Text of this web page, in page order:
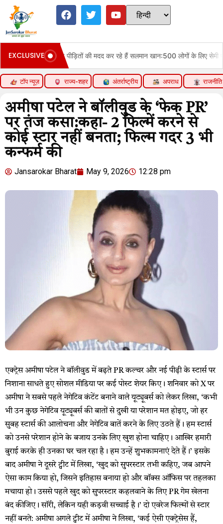
EXCLUSIVE
असम बाढ़ पीड़ितों की मदद कर रहे हैं सलमान खान:500 लोगों के लिए सेमी पर्मानेंट घर
टॉप न्यूज़ राज्य-शहर अंतर्राष्ट्रीय अपराध राजनीति
अमीषा पटेल ने बॉलीवुड के ‘फेक PR’
पर तंज कसा:कहा- 2 फिल्में करने से
कोई स्टार नहीं बनता; फिल्म गदर 3 भी
कन्फर्म की
Jansarokar Bharat May 9, 2026 12:28 pm
एक्ट्रेस अमीषा पटेल ने बॉलीवुड में बढ़ते PR कल्चर और नई पीढ़ी के स्टार्स पर
निशाना साधते हुए सोशल मीडिया पर कई पोस्ट शेयर किए। शनिवार को X पर
अमीषा ने सबसे पहले नेगेटिव कंटेंट बनाने वाले यूट्यूबर्स को लेकर लिखा, ‘कभी
भी उन कुछ नेगेटिव यूट्यूबर्स की बातों से दुखी या परेशान मत होइए, जो हर
सुबह स्टार्स की आलोचना और नेगेटिव बातें करने के लिए उठते हैं। हम स्टार्स
को उनसे परेशान होने के बजाय उनके लिए खुश होना चाहिए। आखिर हमारी
बुराई करके ही उनका घर चल रहा है। हम उन्हें शुभकामनाएं देते हैं।’ इसके
बाद अमीषा ने दूसरे ट्वीट में लिखा, ‘खुद को सुपरस्टार तभी कहिए, जब आपने
ऐसा काम किया हो, जिसने इतिहास बनाया हो और बॉक्स ऑफिस पर तहलका
मचाया हो। उससे पहले खुद को सुपरस्टार कहलवाने के लिए PR गेम खेलना
बंद कीजिए। सॉरी, लेकिन यही कड़वी सच्चाई है।’ दो एवरेज फिल्मों से स्टार
नहीं बनते: अमीषा अगले ट्वीट में अमीषा ने लिखा, ‘कई ऐसी एक्ट्रेसेस हैं,